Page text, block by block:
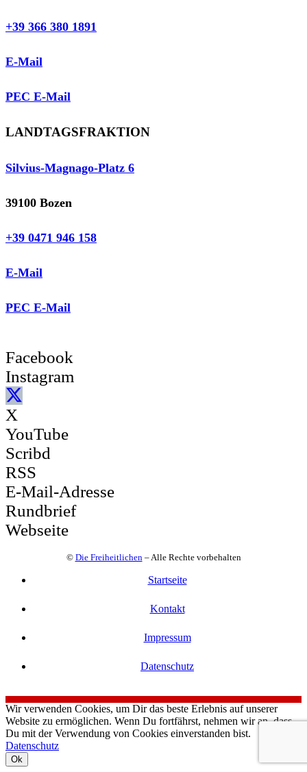
+39 366 380 1891
E-Mail
PEC E-Mail
LANDTAGSFRAKTION
Silvius-Magnago-Platz 6
39100 Bozen
+39 0471 946 158
E-Mail
PEC E-Mail
Facebook
Instagram
X
YouTube
Scribd
RSS
E-Mail-Adresse
Rundbrief
Webseite
© Die Freiheitlichen– Alle Rechte vorbehalten
Startseite
Kontakt
Impressum
Datenschutz
Wir verwenden Cookies, um Dir das beste Erlebnis auf unserer
Website zu ermöglichen. Wenn Du fortfährst, nehmen wir an, dass
Du mit der Verwendung von Cookies einverstanden bist.
Datenschutz
Ok